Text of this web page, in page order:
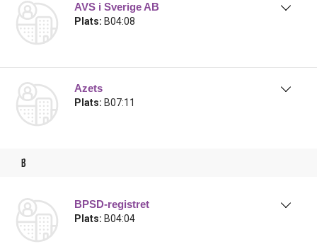
AVS i Sverige AB
Plats: B04:08
Azets
Plats: B07:11
b
BPSD-registret
Plats: B04:04